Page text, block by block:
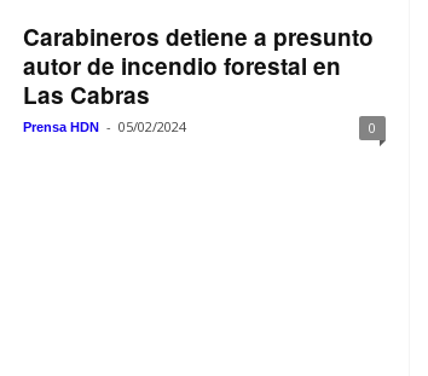
Carabineros detiene a presunto
autor de incendio forestal en
Las Cabras
Prensa HDN - 05/02/2024 0